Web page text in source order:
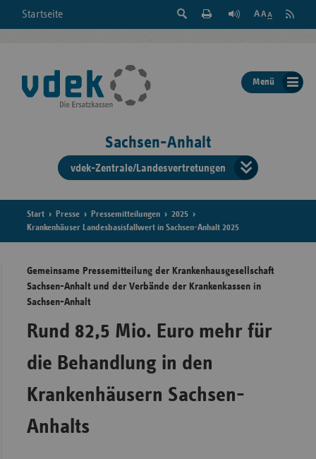
Startseite
Suche
der
Seite
Feed
Menü
Sachsen-Anhalt
vdek-Zentrale/Landesvertretungen
der
Start Presse Pressemitteilungen
2025
Krankenhäuser Landesbasisfallwert in Sachsen-Anhalt 2025
Gemeinsame Pressemitteilung der Krankenhausgesellschaft
Sachsen-Anhalt und der Verbände der Krankenkassen in
Sachsen-Anhalt
Rund 82,5 Mio. Euro mehr für
die Behandlung in den
Krankenhäusern Sachsen-
Anhalts